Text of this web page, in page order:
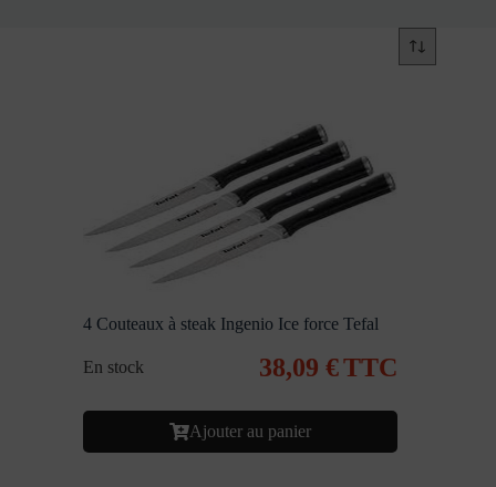
4 Couteaux à steak Ingenio Ice force Tefal
En stock 38,09 €TTC
Ajouter au panier